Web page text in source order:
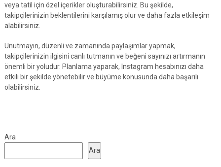
veya tatil için özel içerikler oluşturabilirsiniz. Bu şekilde,
takipçilerinizin beklentilerini karşılamış olur ve daha fazla etkileşim
alabilirsiniz.
Unutmayın, düzenli ve zamanında paylaşımlar yapmak,
takipçilerinizin ilgisini canlı tutmanın ve beğeni sayınızı artırmanın
önemli bir yoludur. Planlama yaparak, Instagram hesabınızı daha
etkili bir şekilde yönetebilir ve büyüme konusunda daha başarılı
olabilirsiniz.
Ara
Ara